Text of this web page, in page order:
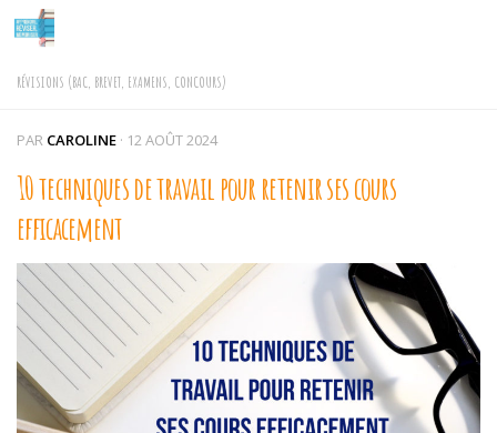
Skip to content
RÉVISIONS (BAC, BREVET, EXAMENS, CONCOURS)
PAR CAROLINE · 12 AOÛT 2024
10 techniques de travail pour retenir ses cours
efficacement